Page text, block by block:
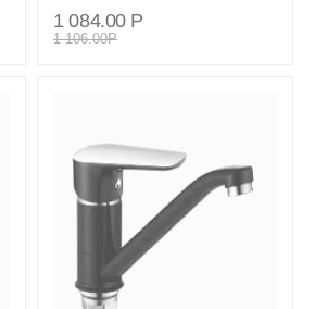
1 084.00 Р
1 106.00Р